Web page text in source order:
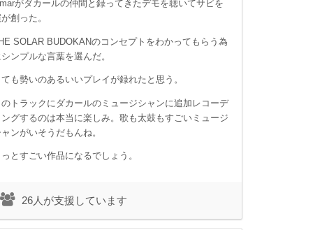
がダカールの仲間と録ってきたデモを聴いてサビを
創った。
SOLAR BUDOKANのコンセプトをわかってもらう為
ンプルな言葉を選んだ。
も勢いのあるいいプレイが録れたと思う。
のトラックにダカールのミュージシャンに追加レコーデ
グするのは本当に楽しみ。歌も太鼓もすごいミュージ
ンがいそうだもんね。
とすごい作品になるでしょう。
26人が支援しています